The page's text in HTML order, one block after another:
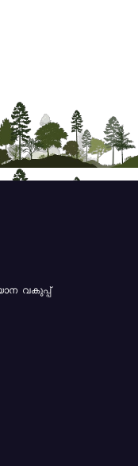
വകുപ്പ്